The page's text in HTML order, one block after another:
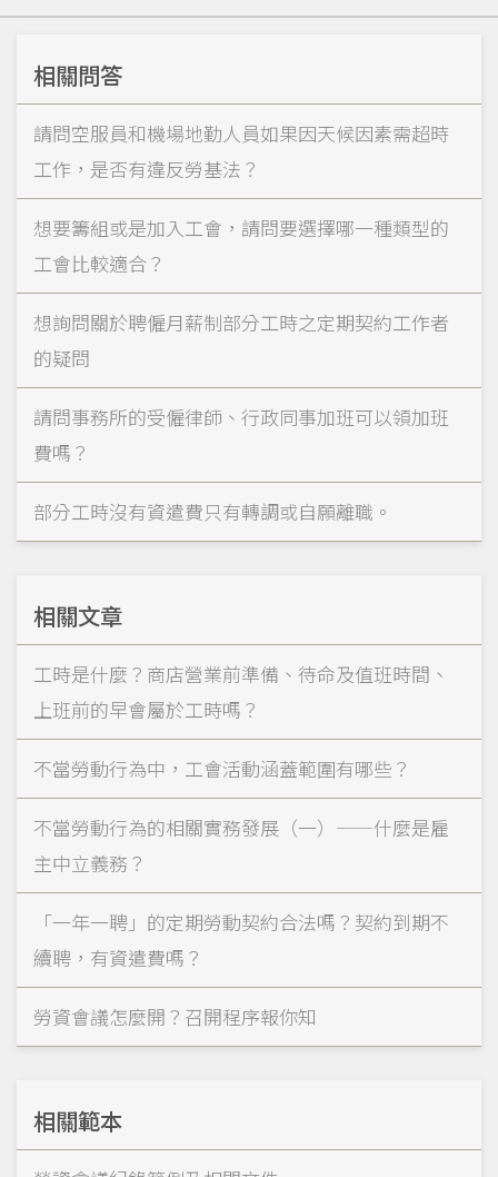
相關問答
請問空服員和機場地勤人員如果因天候因素需超時
工作，是否有違反勞基法？
想要籌組或是加入工會，請問要選擇哪一種類型的
工會比較適合？
想詢問關於聘僱月薪制部分工時之定期契約工作者
的疑問
請問事務所的受僱律師、行政同事加班可以領加班
費嗎？
部分工時沒有資遣費只有轉調或自願離職。
相關文章
工時是什麼？商店營業前準備、待命及值班時間、
上班前的早會屬於工時嗎？
不當勞動行為中，工會活動涵蓋範圍有哪些？
不當勞動行為的相關實務發展（一）——什麼是雇
主中立義務？
「一年一聘」的定期勞動契約合法嗎？契約到期不
續聘，有資遣費嗎？
勞資會議怎麼開？召開程序報你知
相關範本